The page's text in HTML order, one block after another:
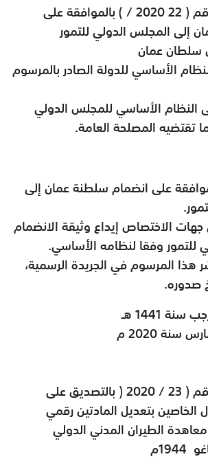
22
/ 2020
(بالموافقة على
إلى المجلس الدولي للتمور
سلطان عمان
الأساسي للدولة الصادر بالمرسوم
/96 وعلى النظام الأساسي للمجلس الدولي
تقتضيه المصلحة العامة.
على انضمام سلطنة عمان إلى
.
جهات الاختصاص إيداع وثيقة الانضمام
للتمور وفقا لنظامه الأساسي.
هذا المرسوم في الجريدة الرسمية،
صدوره.
) بالتصديق على
الخاصين بتعديل المادتين رقمي
من معاهدة الطيران المدني الدولي
1944م